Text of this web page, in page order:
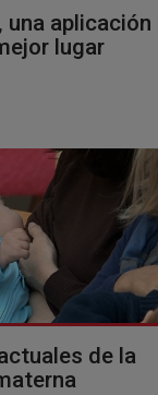
una aplicación
lugar
de la